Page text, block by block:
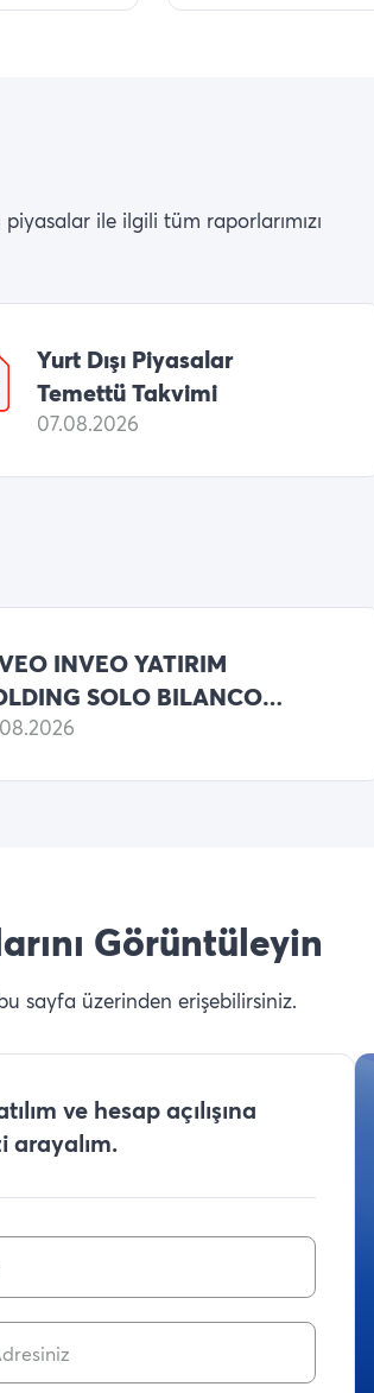
ile ilgili tüm raporlarımızı
Yurt Dışı Piyasalar
Temettü Takvimi
07.08.2026
INVEO YATIRIM
SOLO BILANCO
6 AYLIK NET KARI
Görüntüleyin
sayfa üzerinden erişebilirsiniz.
ve hesap açılışına
arayalım.